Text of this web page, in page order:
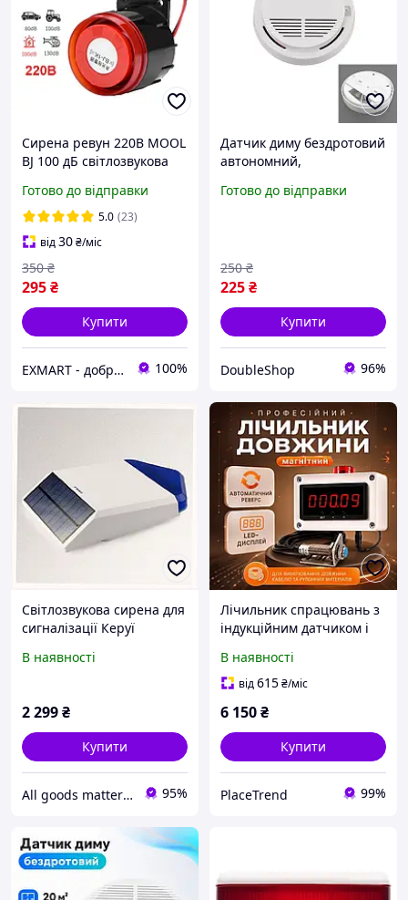
Сирена ревун 220В MOOL
BJ 100 дБ світлозвукова
сигналызації.
Готово до відправки
5.0 (23)
від30₴/міс
295₴
350 ₴
Купити
EXMART - добра електрика 100%
Датчик диму бездротовий
автономний,
сигналізація 85дБ
Готово до відправки
225₴
250 ₴
Купити
DoubleShop 96%
Світлозвукова сирена для
сигналізації Керуї
1C8932E7K5
В наявності
2 299₴
Купити
All goods matter - актуальные товары на каждый день 95%
Лічильник спрацювань з
індукційним датчиком і
сигналізацією для
виробничих ліній
В наявності
від615₴/міс
6 150₴
Купити
PlaceTrend 99%